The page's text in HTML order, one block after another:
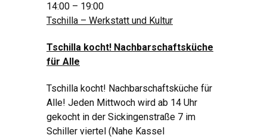
14:00 – 19:00
Tschilla – Werkstatt und Kultur
Tschilla kocht! Nachbarschaftsküche
für Alle
Tschilla kocht! Nachbarschaftsküche für
Alle! Jeden Mittwoch wird ab 14 Uhr
gekocht in der Sickingenstraße 7 im
Schiller viertel (Nahe Kassel